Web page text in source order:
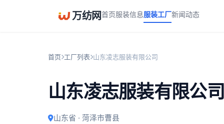
万纺网首页服装信息服装工厂新闻动态
首页 工厂列表 山东凌志服装有限公司
山东凌志服装有限公司
山东省 · 菏泽市曹县